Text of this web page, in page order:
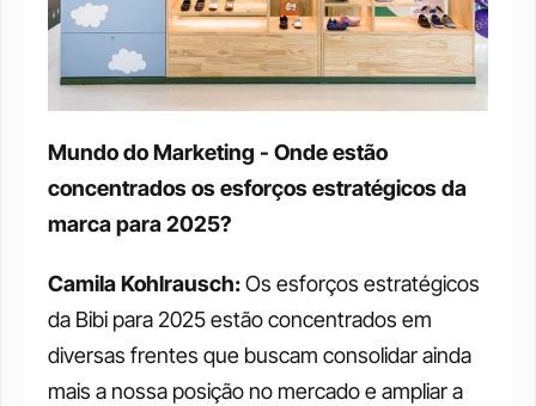
Mundo do Marketing - Onde estão
concentrados os esforços estratégicos da
marca para 2025?
Camila Kohlrausch: Os esforços estratégicos
da Bibi para 2025 estão concentrados em
diversas frentes que buscam consolidar ainda
mais a nossa posição no mercado e ampliar a